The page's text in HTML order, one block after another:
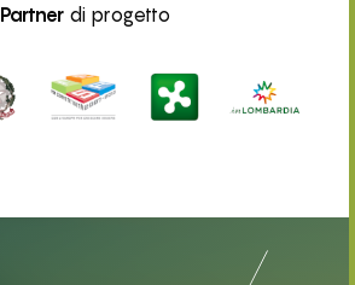
Partnerdi progetto